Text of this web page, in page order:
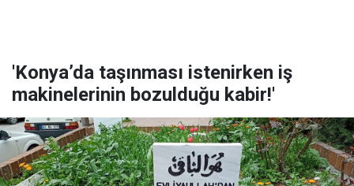
'Konya’da taşınması istenirken iş
makinelerinin bozulduğu kabir!'